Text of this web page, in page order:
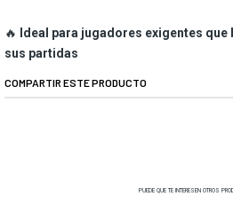
🔥
Ideal para jugadores exigentes
sus partidas
COMPARTIR ESTE PRODUCTO
PUEDE QUE TE INTERESEN OTROS